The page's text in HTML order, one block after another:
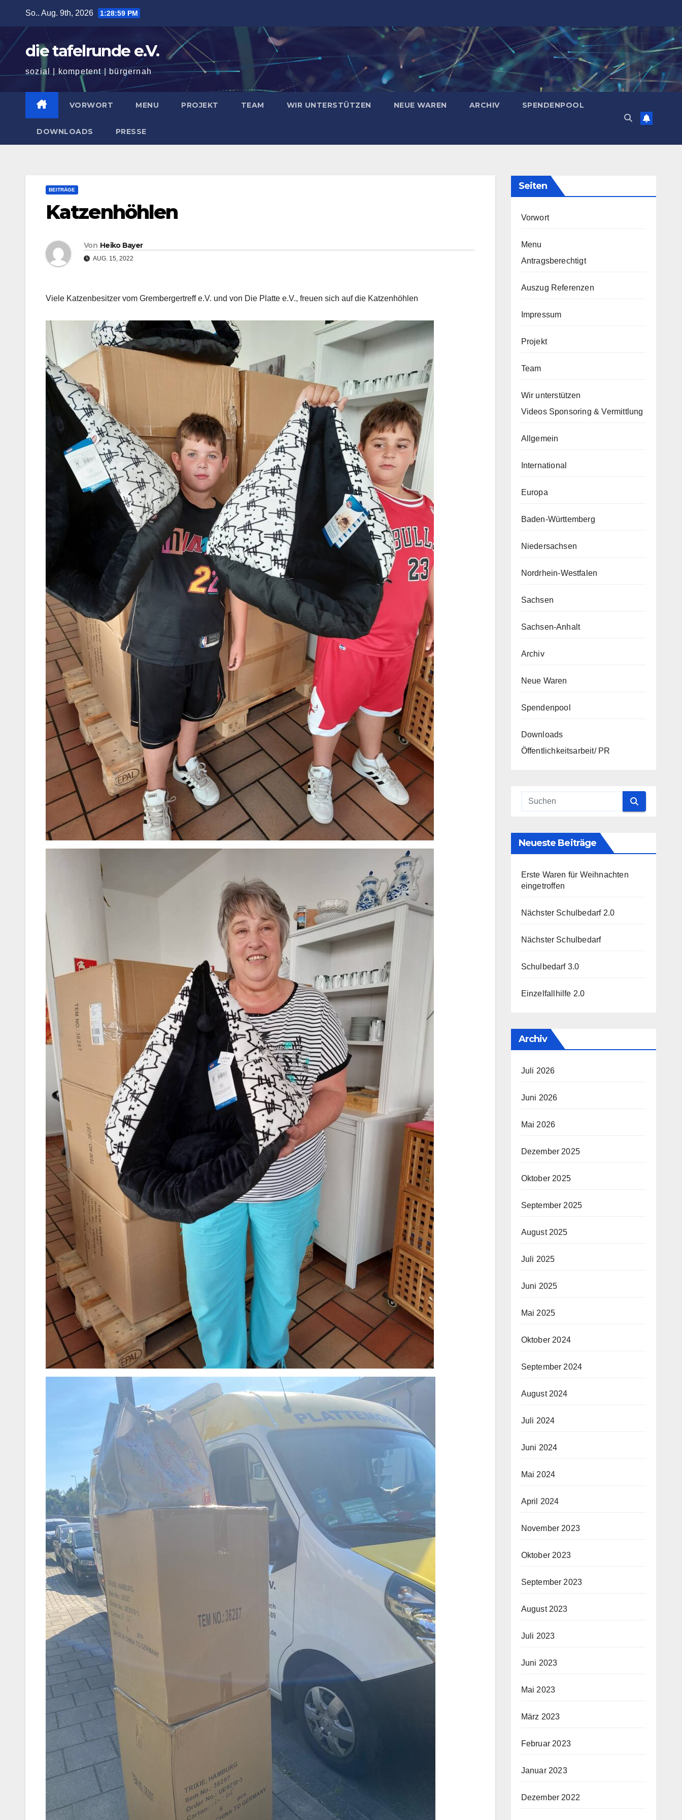
springen
So.. Aug. 9th, 2026 1:29:01 PM
die tafelrunde e.V.
sozial | kompetent | bürgernah
VORWORT MENU PROJEKT TEAM WIR UNTERSTÜTZEN NEUE WAREN ARCHIV SPENDENPOOL
DOWNLOADS PRESSE
BEITRÄGE
Katzenhöhlen
Von Heiko Bayer
AUG. 15, 2022
Viele Katzenbesitzer vom Grembergertreff e.V. und von Die Platte e.V., freuen sich auf die Katzenhöhlen
Seiten
Vorwort
Menu
Antragsberechtigt
Auszug Referenzen
Impressum
Projekt
Team
Wir unterstützen
Videos Sponsoring & Vermittlung
Allgemein
International
Europa
Baden-Württemberg
Niedersachsen
Nordrhein-Westfalen
Sachsen
Sachsen-Anhalt
Archiv
Neue Waren
Spendenpool
Downloads
Öffentlichkeitsarbeit/ PR
Neueste Beiträge
Erste Waren für Weihnachten
eingetroffen
Nächster Schulbedarf 2.0
Nächster Schulbedarf
Schulbedarf 3.0
Einzelfallhilfe 2.0
Archiv
Juli 2026
Juni 2026
Mai 2026
Dezember 2025
Oktober 2025
September 2025
August 2025
Juli 2025
Juni 2025
Mai 2025
Oktober 2024
September 2024
August 2024
Juli 2024
Juni 2024
Mai 2024
April 2024
November 2023
Oktober 2023
September 2023
August 2023
Juli 2023
Juni 2023
Mai 2023
März 2023
Februar 2023
Januar 2023
Dezember 2022